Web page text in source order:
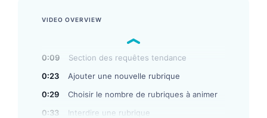
VIDEO OVERVIEW
0:09
Section des requêtes tendance
0:23
Ajouter une nouvelle rubrique
0:29
Choisir le nombre de rubriques à animer
0:33
Interdire une rubrique